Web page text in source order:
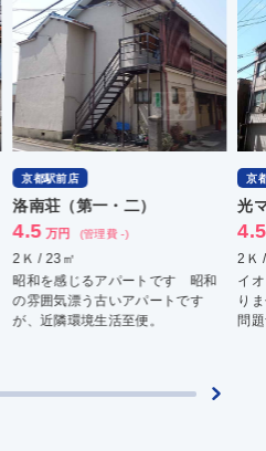
京都駅前店
洛南荘（第一・二）
4.5 万円 (管理費 -)
2Ｋ / 23㎡
昭和を感じるアパートです 昭和
の雰囲気漂う古いアパートです
が、近隣環境生活至便。
京
光
4.5
2Ｋ
イ
り
問